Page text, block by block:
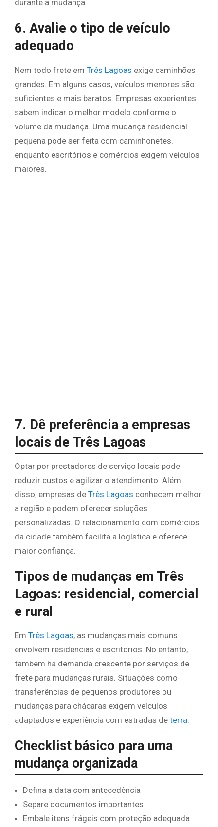
durante a mudança.
6. Avalie o tipo de veículo
adequado
Nem todo frete em Três Lagoas exige caminhões
grandes. Em alguns casos, veículos menores são
suficientes e mais baratos. Empresas experientes
sabem indicar o melhor modelo conforme o
volume da mudança. Uma mudança residencial
pequena pode ser feita com caminhonetes,
enquanto escritórios e comércios exigem veículos
maiores.
7. Dê preferência a empresas
locais de Três Lagoas
Optar por prestadores de serviço locais pode
reduzir custos e agilizar o atendimento. Além
disso, empresas de Três Lagoas conhecem melhor
a região e podem oferecer soluções
personalizadas. O relacionamento com comércios
da cidade também facilita a logística e oferece
maior confiança.
Tipos de mudanças em Três
Lagoas: residencial, comercial
e rural
Em Três Lagoas, as mudanças mais comuns
envolvem residências e escritórios. No entanto,
também há demanda crescente por serviços de
frete para mudanças rurais. Situações como
transferências de pequenos produtores ou
mudanças para chácaras exigem veículos
adaptados e experiência com estradas de terra.
Checklist básico para uma
mudança organizada
Defina a data com antecedência
Separe documentos importantes
Embale itens frágeis com proteção adequada